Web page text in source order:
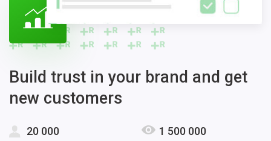
Build trust in your brand and get
new customers
20 000 1 500 000